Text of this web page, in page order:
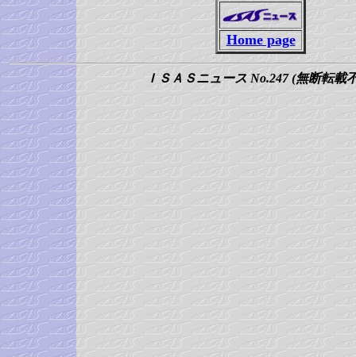
Home page
ＩＳＡＳニュース No.247 (無断転載